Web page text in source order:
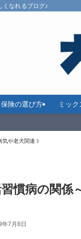
くなれるブログ♪
険の選び方 ミッ
気や老犬関連
慣病の関係
年7月8日